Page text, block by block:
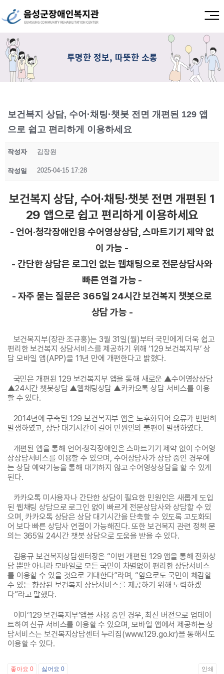
투명한 정보, 따뜻한 소통
보건복지 상담, 수어·채팅·챗봇 전면 개편된 129 앱
으로 쉽고 편리하게 이용하세요
작성자 김장원
작성일 2025-04-15 17:28
보건복지 상담, 수어·채팅·챗봇 전면 개편된 1
29 앱으로 쉽고 편리하게 이용하세요
- 언어·청각장애인용 수어영상상담, 스마트기기 제약 없
이 가능 -
- 간단한 상담은 로그인 없는 웹채팅으로 전문상담사와
빠른 연결 가능 -
- 자주 묻는 질문은 365일 24시간 보건복지 챗봇으로
상담 가능 -
보건복지부(장관 조규홍)는 3월 31일(월)부터 국민에게 더욱 쉽고
편리한 보건복지 상담서비스를 제공하기 위해 ‘129 보건복지부’ 상
담 모바일 앱(APP)을 11년 만에 개편한다고 밝혔다.
국민은 개편된 129 보건복지부 앱을 통해 새로운 ▲수어영상상담
▲24시간 챗봇상담 ▲웹채팅상담 ▲카카오톡 상담 서비스를 이용
할 수 있다.
2014년에 구축된 129 보건복지부 앱은 노후화되어 오류가 빈번히
발생하였고, 상담 대기시간이 길어 민원인의 불편이 발생하였다.
개편된 앱을 통해 언어·청각장애인은 스마트기기 제약 없이 수어영
상상담서비스를 이용할 수 있으며, 수어상담사가 상담 중인 경우에
는 상담 예약기능을 통해 대기하지 않고 수어영상상담을 할 수 있게
된다.
카카오톡 미사용자나 간단한 상담이 필요한 민원인은 새롭게 도입
된 웹채팅 상담으로 로그인 없이 빠르게 전문상담사와 상담할 수 있
으며, 카카오톡 상담은 상담 대기시간을 단축할 수 있도록 고도화되
어 보다 빠른 상담사 연결이 가능해진다. 또한 보건복지 관련 정책 문
의는 365일 24시간 챗봇 상담으로 도움을 받을 수 있다.
김용규 보건복지상담센터장은 “이번 개편된 129 앱을 통해 전화상
담 뿐만 아니라 모바일로 모든 국민이 차별없이 편리한 상담서비스
를 이용할 수 있을 것으로 기대한다”라며, “앞으로도 국민이 체감할
수 있는 향상된 보건복지 상담서비스를 제공하기 위해 노력하겠
다”라고 말했다.
이미‘129 보건복지부’앱을 사용 중인 경우, 최신 버전으로 업데이
트하여 신규 서비스를 이용할 수 있으며, 모바일 앱에서 제공하는 상
담서비스는 보건복지상담센터 누리집(www.129.go.kr)을 통해서도
이용할 수 있다.
좋아요 0 싫어요 0 인쇄